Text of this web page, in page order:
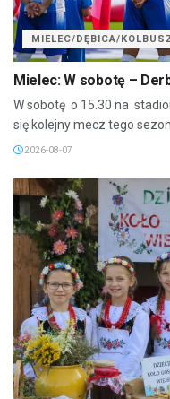
MIELEC/DĘBICA/
Mielec: W sobotę –
W sobotę o 15.30 na
się kolejny mecz tego
2026-08-07